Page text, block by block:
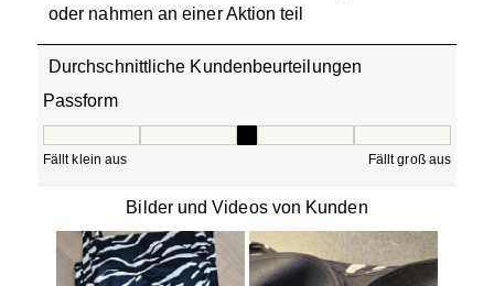
oder nahmen an einer Aktion teil
Durchschnittliche Kundenbeurteilungen
Passform
Fällt klein aus Fällt groß aus
Bilder und Videos von Kunden